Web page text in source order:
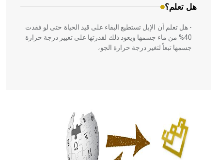
هل تعلم؟
- هل تعلم أن الإبل تستطيع البقاء على قيد الحياة حتى لو فقدت
40% من ماء جسمها ويعود ذلك لقدرتها على تغيير درجة حرارة
جسمها تبعاً لتغير درجة حرارة الجو،
الحكم، الأدلة، تنظيم التغذية، ورسالته في جروح الرأس. ويعود
له الفضل بأنه حرر الطب من الدين والفلسفة.